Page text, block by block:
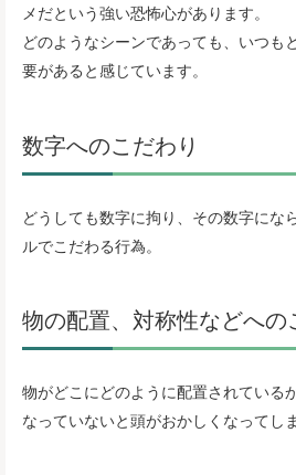
メだという強い恐怖心があります。
どのようなシーンであっても、いつも
要があると感じています。
数字へのこだわり
どうしても数字に拘り、その数字にな
ルでこだわる行為。
物の配置、対称性などへの
物がどこにどのように配置されている
なっていないと頭がおかしくなってし